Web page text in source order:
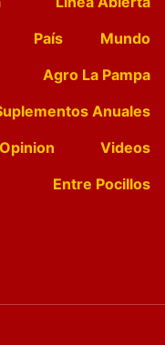
País
Mundo
Agro La Pampa
Anuales
Opinion
Videos
Entre Pocillos